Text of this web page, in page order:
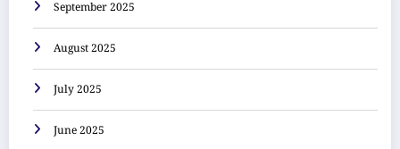
September 2025
August 2025
July 2025
June 2025